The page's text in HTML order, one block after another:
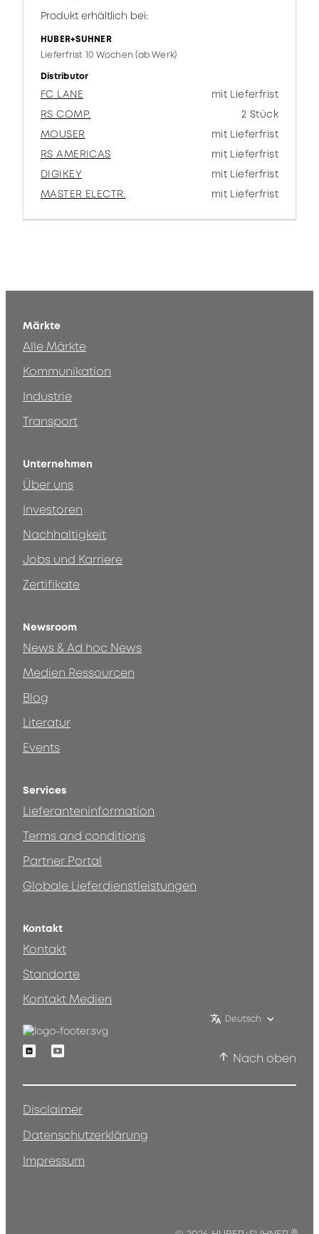
Produkt erhältlich bei:
HUBER+SUHNER
Lieferfrist 10 Wochen (ab Werk)
Distributor
FC LANE
mit Lieferfrist
RS COMP.
2 Stück
MOUSER
mit Lieferfrist
RS AMERICAS
mit Lieferfrist
DIGIKEY
mit Lieferfrist
MASTER ELECTR.
mit Lieferfrist
Märkte
Alle Märkte
Kommunikation
Industrie
Transport
Unternehmen
Über uns
Investoren
Nachhaltigkeit
Jobs und Karriere
Zertifikate
Newsroom
News & Ad hoc News
Medien Ressourcen
Blog
Literatur
Events
Services
Lieferanteninformation
Terms and conditions
Partner Portal
Globale Lieferdienstleistungen
Kontakt
Kontakt
Standorte
Kontakt Medien
Deutsch
LinkedinYoutube
Nach oben
Disclaimer
Datenschutzerklärung
Impressum